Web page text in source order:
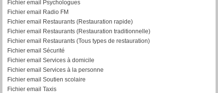
Fichier email Psychologues
Fichier email Radio FM
Fichier email Restaurants (Restauration rapide)
Fichier email Restaurants (Restauration traditionnelle)
Fichier email Restaurants (Tous types de restauration)
Fichier email Sécurité
Fichier email Services à domicile
Fichier email Services à la personne
Fichier email Soutien scolaire
Fichier email Taxis